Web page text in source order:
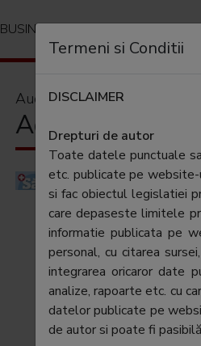
BUSINESS ANALIZE SI
Audiență
Adevarul
Numele
editorului:
Periodicitate:
Categorie:
Aria de difuzare:
Tip:
Termeni si Conditii
DISCLAIMER
Drepturi de autor
Toate datele punctuale
etc. publicate pe
si fac obiectul legislatiei
care depaseste limitele
informatie publicata pe
personal, cu citarea
integrarea oricaror date
analize, rapoarte etc. cu
datelor publicate pe
de autor si poate fi